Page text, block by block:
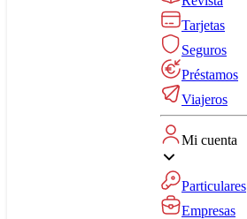
Tarjetas
Seguros
Préstamos
Viajeros
Mi cuenta
Particulares
Empresas